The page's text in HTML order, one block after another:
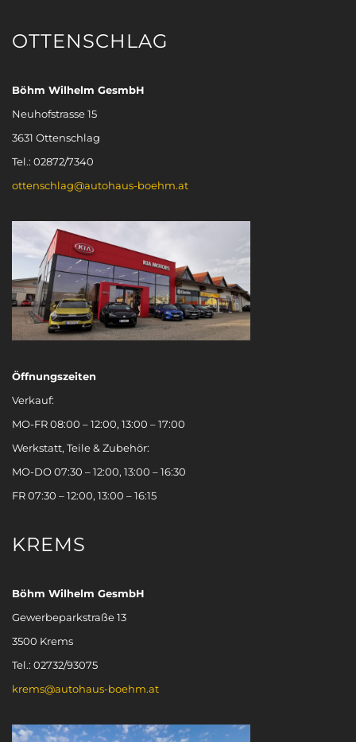
OTTENSCHLAG
Böhm Wilhelm GesmbH
Neuhofstrasse 15
3631 Ottenschlag
Tel.: 02872/7340
ottenschlag@autohaus-boehm.at
Öffnungszeiten
Verkauf:
MO-FR 08:00 – 12:00, 13:00 – 17:00
Werkstatt, Teile & Zubehör:
MO-DO 07:30 – 12:00, 13:00 – 16:30
FR 07:30 – 12:00, 13:00 – 16:15
KREMS
Böhm Wilhelm GesmbH
Gewerbeparkstraße 13
3500 Krems
Tel.: 02732/93075
krems@autohaus-boehm.at